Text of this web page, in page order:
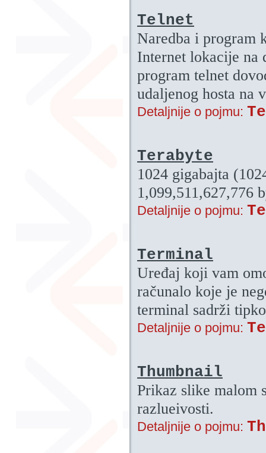
Telnet
Naredba i program
Internet lokacije na
program telnet
udaljenog hosta na
Detaljnije o pojmu:
Terabyte
1024 gigabajta
1,099,511,627,776
Detaljnije o pojmu:
Terminal
Uređaj koji vam
računalo koje je
terminal sadrži
Detaljnije o pojmu:
Thumbnail
Prikaz slike malom
razlueivosti.
Detaljnije o pojmu: